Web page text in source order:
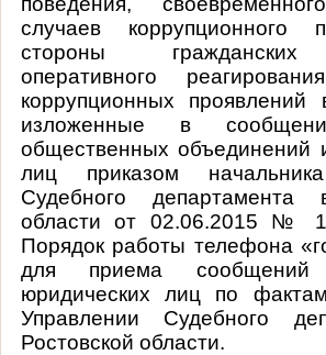
случаев коррупционного
стороны
оперативного
коррупционных проявлений
изложенные в
общественных объединений
лиц приказом
Судебного департамента
области от 02.06.2015 №
Порядок работы телефона
для приема
юридических лиц по
Управлении Судебного
Ростовской области.